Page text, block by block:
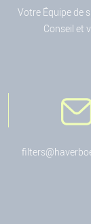
Votre Équipe de
Conseil et